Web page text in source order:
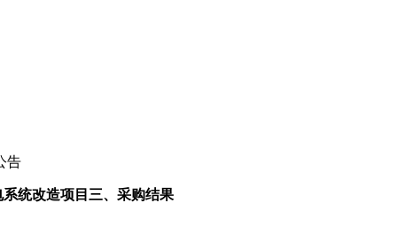
告
统改造项目 三、采购结果